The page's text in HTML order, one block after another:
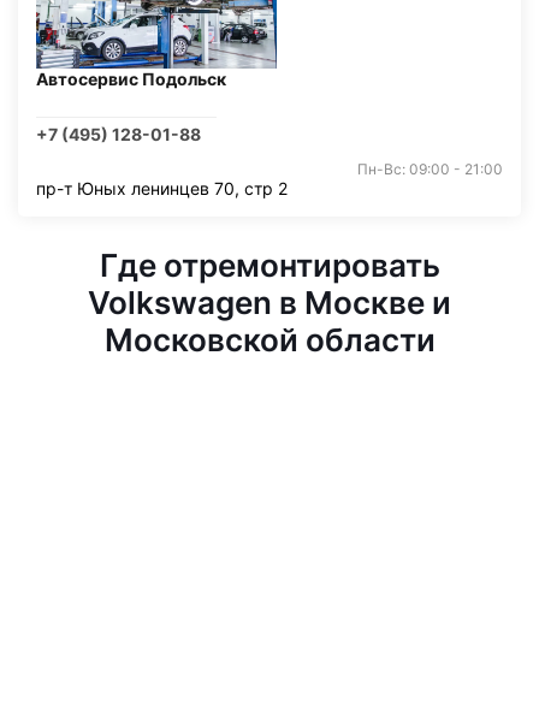
Автосервис Подольск
+7 (495) 128-01-88
Пн-Вс: 09:00 - 21:00
пр-т Юных ленинцев 70, стр 2
Где отремонтировать
Volkswagen в Москве и
Московской области